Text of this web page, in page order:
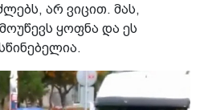
არ ვიცით. მას,
ყოფნა და ეს